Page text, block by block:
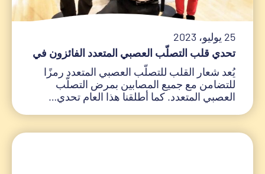
تحدي قلب التصلّب العصبي المتعدد الفائزون في
25 يوليو، 2023
يُعد شعار القلب للتصلّب العصبي المتعدد رمزًا
للتضامن مع جميع المصابين بمرض التصلّب
العصبي المتعدد. كما أطلقنا هذا العام تحدي…